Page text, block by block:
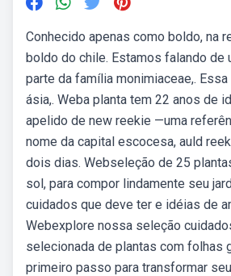
Conhecido apenas como boldo, na
boldo do chile. Estamos falando de
parte da família monimiaceae,.
ásia,. Weba planta tem 22 anos de
apelido de new reekie —uma
nome da capital escocesa, auld
dois dias. Webseleção de 25
sol, para compor lindamente seu
cuidados que deve ter e idéias de
Webexplore nossa seleção
selecionada de plantas com folhas
primeiro passo para transformar